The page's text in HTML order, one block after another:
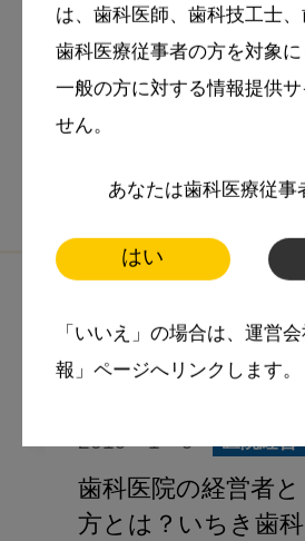
は、歯科医師、歯科技工士
歯科医療従事者の方を対象に
一般の方に対する情報提供
せん。
あなたは歯科医療従事
はい
「いいえ」の場合は、運営
報」ページへリンクします。
クリニカルコーデ
スマイル＋アーカ
2019・1・9 医院経営
歯科医院の経営者
方とは？いちき歯